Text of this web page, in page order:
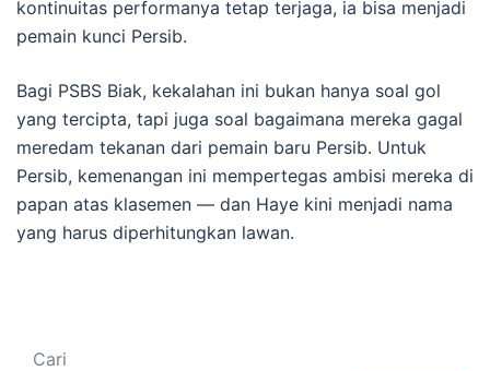
kontinuitas performanya tetap terjaga, ia bisa menjadi
pemain kunci Persib.
Bagi PSBS Biak, kekalahan ini bukan hanya soal gol
yang tercipta, tapi juga soal bagaimana mereka gagal
meredam tekanan dari pemain baru Persib. Untuk
Persib, kemenangan ini mempertegas ambisi mereka di
papan atas klasemen — dan Haye kini menjadi nama
yang harus diperhitungkan lawan.
Cari